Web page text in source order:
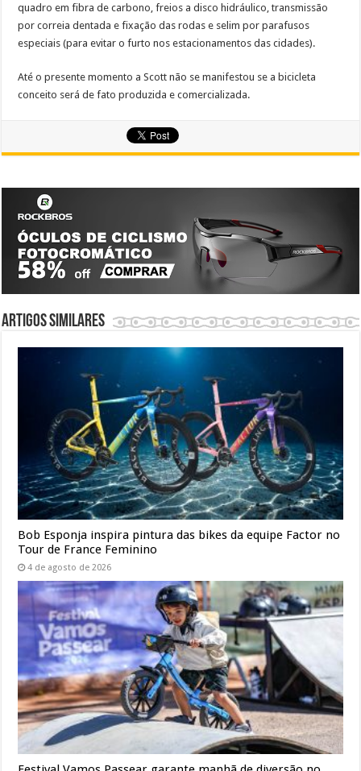
quadro em fibra de carbono, freios a disco hidráulico, transmissão
por correia dentada e fixação das rodas e selim por parafusos
especiais (para evitar o furto nos estacionamentos das cidades).
Até o presente momento a Scott não se manifestou se a bicicleta
conceito será de fato produzida e comercializada.
Artigos similares
Bob Esponja inspira pintura das bikes da equipe Factor no
Tour de France Feminino
4 de agosto de 2026